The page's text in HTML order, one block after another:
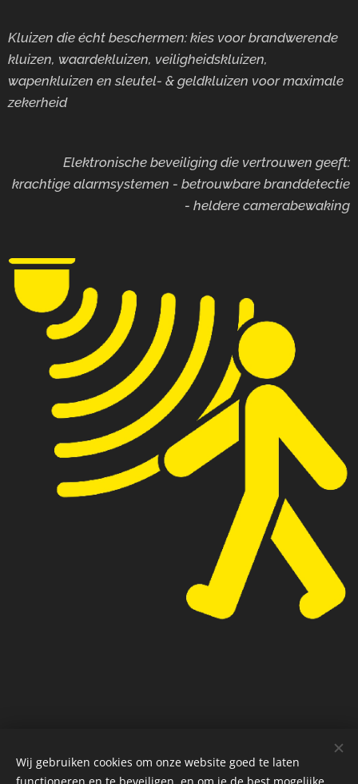
Kluizen die écht beschermen: kies voor brandwerende
kluizen, waardekluizen, veiligheidskluizen,
wapenkluizen en sleutel- & geldkluizen voor maximale
zekerheid
Elektronische beveiliging die vertrouwen geeft:
krachtige alarmsystemen - betrouwbare branddetectie
- heldere camerabewaking
Privacybeleid Cookies
Wij gebruiken cookies om onze website goed te laten